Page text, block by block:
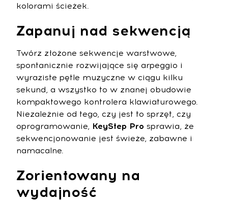
kolorami ścieżek.
Zapanuj nad sekwencją
Twórz złożone sekwencje warstwowe,
spontanicznie rozwijające się arpeggio i
wyraziste pętle muzyczne w ciągu kilku
sekund, a wszystko to w znanej obudowie
kompaktowego kontrolera klawiaturowego.
Niezależnie od tego, czy jest to sprzęt, czy
oprogramowanie, KeyStep Pro sprawia, że
sekwencjonowanie jest świeże, zabawne i
namacalne.
Zorientowany na
wydajność